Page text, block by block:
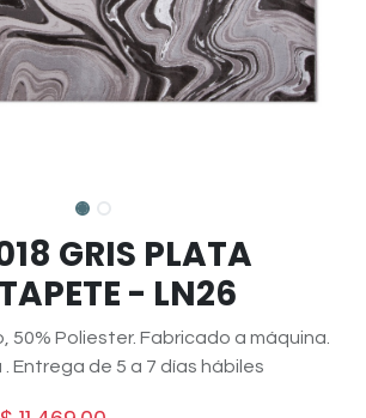
GRIS PLATA
- LN26
50% Poliester. Fabricado a máquina.
Entrega de 5 a 7 días hábiles